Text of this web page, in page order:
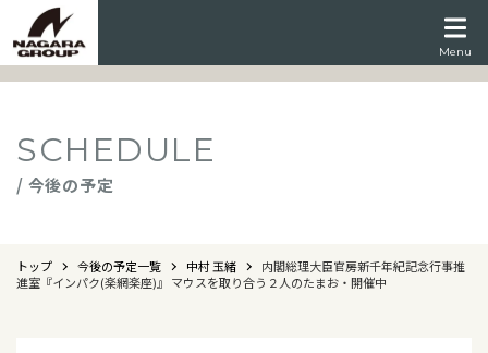
Menu
SCHEDULE
/ 今後の予定
トップ 今後の予定一覧 中村 玉緒
内閣総理大臣官房新千年紀記念行事推
進室『インパク(楽網楽座)』 マウスを取り合う２人のたまお・開催中